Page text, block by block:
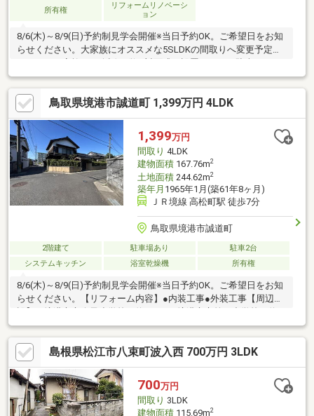
所有権
リフォームリノベーシ
ョン
8/6(木)～8/9(日)予約制見学会開催※当日予約OK。ご希望日をお知
らせください。大家族にオススメな5SLDKの間取りへ変更予定。
ス4台分(車種による)確保、外壁塗装、水廻り設備一式交換等を行
います。
鳥取県境港市誠道町 1,399万円 4LDK
1,399万円
間取り 4LDK
建物面積167.76m2
土地面積244.62m2
築年月 1965年1月(築61年8ヶ月)
ＪＲ境線 高松町駅 徒歩7分
鳥取県境港市誠道町
2階建て 駐車場あり
駐車2台
システムキッチン
浴室乾燥機 所有権
8/6(木)～8/9(日)予約制見学会開催※当日予約OK。ご希望日をお知
らせください。【リフォーム内容】●内装工事●外装工事【周辺施
1200ｍ・岡田商店様 約800ｍ・ローソン境港誠道町店様 約600
ｍ
島根県松江市八束町波入西 700万円 3LDK
700万円
間取り 3LDK
建物面積115.69m2